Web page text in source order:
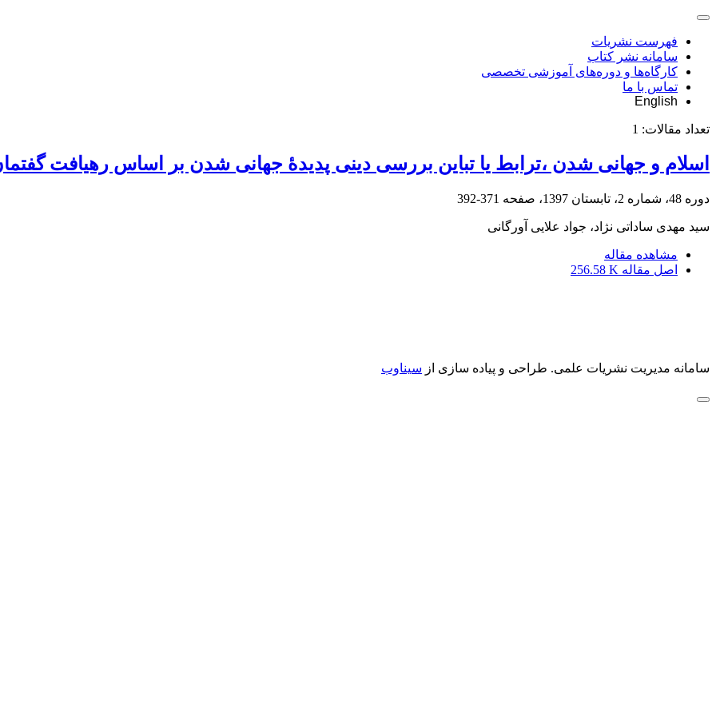
فهرست نشریات
سامانه نشر کتاب
کارگاه‌ها و دوره‌های آموزشی تخصصی
تماس با ما
English
تعداد مقالات: 1
اسلام و جهانی شدن ،ترابط یا تباین بررسی دینی پدیدۀ جهانی شدن بر اساس رهیافت
دوره 48، شماره 2، تابستان 1397، صفحه 371-392
سید مهدی ساداتی نژاد، جواد علایی آورگانی
مشاهده مقاله
اصل مقاله 256.58 K
سامانه مدیریت نشریات علمی. طراحی و پیاده سازی از سیناوب